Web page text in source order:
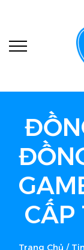
CẤP
Trang Chủ /